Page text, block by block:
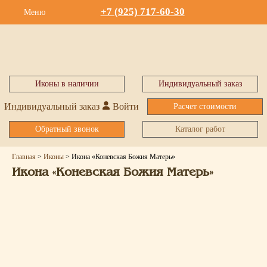
Меню +7 (925) 717-60-30
Иконы в наличии Индивидуальный заказ
Индивидуальный заказ Войти Расчет стоимости
Обратный звонок Каталог работ
Главная > Иконы > Икона «Коневская Божия Матерь»
Икона «Коневская Божия Матерь»